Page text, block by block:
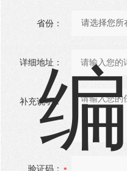
省份：
详细地址：
补充说明：
验证码：